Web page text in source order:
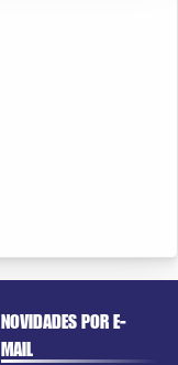
NOVIDADES POR E-
MAIL